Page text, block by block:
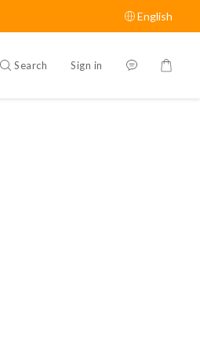
English
Search Sign in